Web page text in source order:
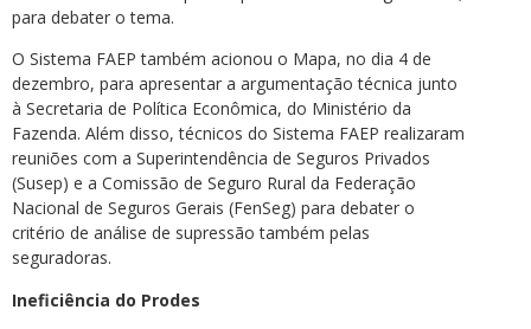
para debater o tema.
O Sistema FAEP também acionou o Mapa, no dia 4 de
dezembro, para apresentar a argumentação técnica junto
à Secretaria de Política Econômica, do Ministério da
Fazenda. Além disso, técnicos do Sistema FAEP realizaram
reuniões com a Superintendência de Seguros Privados
(Susep) e a Comissão de Seguro Rural da Federação
Nacional de Seguros Gerais (FenSeg) para debater o
critério de análise de supressão também pelas
seguradoras.
Ineficiência do Prodes